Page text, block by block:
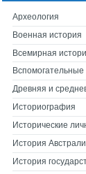
Археология
Военная история
Всемирная
Древняя и
Историография
Исторические
История
История